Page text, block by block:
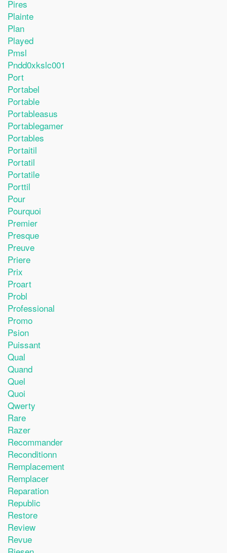
Pires
Plainte
Plan
Played
Pmsl
Pndd0xkslc001
Port
Portabel
Portable
Portableasus
Portablegamer
Portables
Portaitil
Portatil
Portatile
Porttil
Pour
Pourquoi
Premier
Presque
Preuve
Priere
Prix
Proart
Probl
Professional
Promo
Psion
Puissant
Qual
Quand
Quel
Quoi
Qwerty
Rare
Razer
Recommander
Reconditionn
Remplacement
Remplacer
Reparation
Republic
Restore
Review
Revue